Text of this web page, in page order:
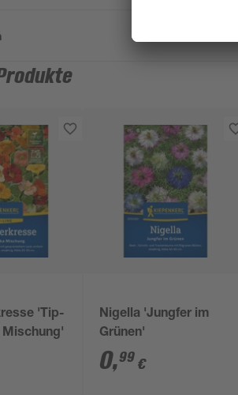
'Tip-
Mischung'
Nigella 'Jungfer im
Grünen'
0,99 €